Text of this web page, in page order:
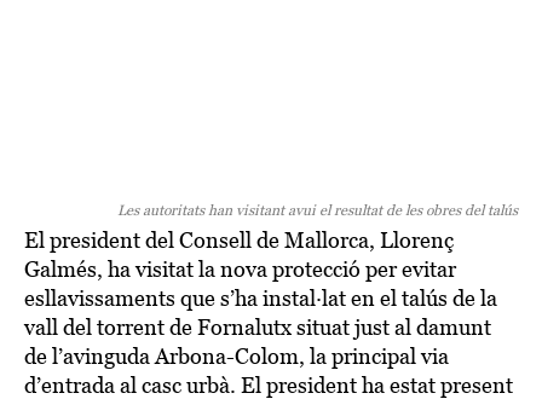
Les autoritats han visitant avui el resultat de les obres del talús
El president del Consell de Mallorca, Llorenç
Galmés, ha visitat la nova protecció per evitar
esllavissaments que s’ha instal·lat en el talús de la
vall del torrent de Fornalutx situat just al damunt
de l’avinguda Arbona-Colom, la principal via
d’entrada al casc urbà. El president ha estat present